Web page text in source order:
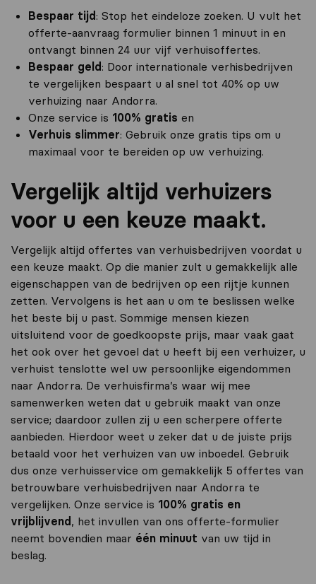
Bespaar tijd : Stop het eindeloze zoeken. U vult het
offerte-aanvraag formulier binnen 1 minuut in en
ontvangt binnen 24 uur vijf verhuisoffertes.
Bespaar geld : Door internationale verhisbedrijven
te vergelijken bespaart u al snel tot 40% op uw
verhuizing naar Andorra.
Onze service is 100% gratis en
Verhuis slimmer: Gebruik onze gratis tips om u
maximaal voor te bereiden op uw verhuizing.
Vergelijk altijd verhuizers
voor u een keuze maakt.
Vergelijk altijd offertes van verhuisbedrijven voordat u
een keuze maakt. Op die manier zult u gemakkelijk alle
eigenschappen van de bedrijven op een rijtje kunnen
zetten. Vervolgens is het aan u om te beslissen welke
het beste bij u past. Sommige mensen kiezen
uitsluitend voor de goedkoopste prijs, maar vaak gaat
het ook over het gevoel dat u heeft bij een verhuizer, u
verhuist tenslotte wel uw persoonlijke eigendommen
naar Andorra. De verhuisfirma’s waar wij mee
samenwerken weten dat u gebruik maakt van onze
service; daardoor zullen zij u een scherpere offerte
aanbieden. Hierdoor weet u zeker dat u de juiste prijs
betaald voor het verhuizen van uw inboedel. Gebruik
dus onze verhuisservice om gemakkelijk 5 offertes van
betrouwbare verhuisbedrijven naar Andorra te
vergelijken. Onze service is 100% gratis en
vrijblijvend , het invullen van ons offerte-formulier
neemt bovendien maar één minuut van uw tijd in
beslag.